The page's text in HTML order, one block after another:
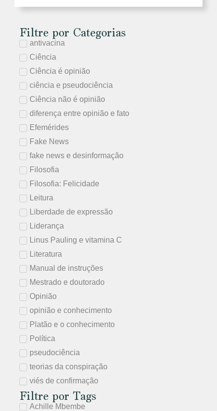
Filtre por Categorias
antivacina
Ciência
Ciência é opinião
ciência e pseudociência
Ciência não é opinião
diferença entre opinião e fato
Efemérides
Fake News
fake news e desinformação
Filosofia
Filosofia: Felicidade
Leitura
Liberdade de expressão
Liderança
Linus Pauling e vitamina C
Literatura
Manual de instruções
Mestrado e doutorado
Opinião
opinião e conhecimento
Platão e o conhecimento
Política
pseudociência
teorias da conspiração
viés de confirmação
Filtre por Tags
Achille Mbembe